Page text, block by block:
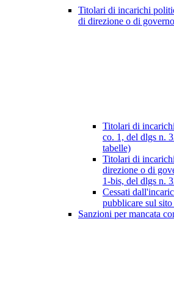
Titolari di incarichi
di direzione o di governo
Titolari di
co. 1, del dlgs n.
tabelle)
Titolari di
direzione o di
1-bis, del dlgs n.
Cessati
pubblicare sul
Sanzioni per mancata